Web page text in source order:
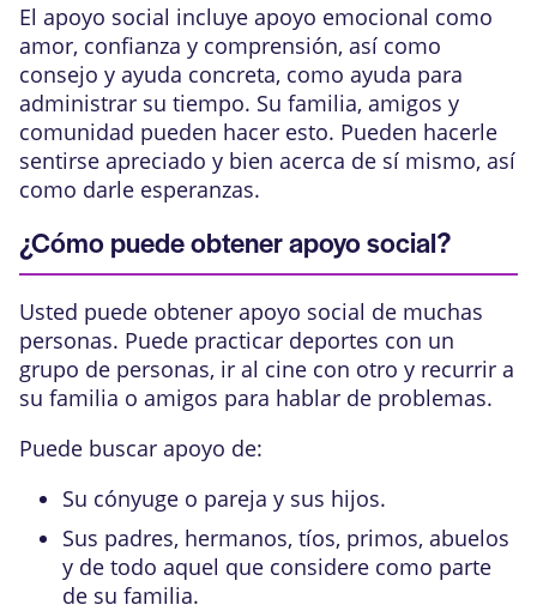
El apoyo social incluye apoyo emocional como
amor, confianza y comprensión, así como
consejo y ayuda concreta, como ayuda para
administrar su tiempo. Su familia, amigos y
comunidad pueden hacer esto. Pueden hacerle
sentirse apreciado y bien acerca de sí mismo, así
como darle esperanzas.
¿Cómo puede obtener apoyo social?
Usted puede obtener apoyo social de muchas
personas. Puede practicar deportes con un
grupo de personas, ir al cine con otro y recurrir a
su familia o amigos para hablar de problemas.
Puede buscar apoyo de:
Su cónyuge o pareja y sus hijos.
Sus padres, hermanos, tíos, primos, abuelos
y de todo aquel que considere como parte
de su familia.